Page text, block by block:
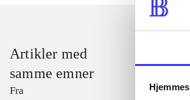
Artikler med
samme emner
Fra